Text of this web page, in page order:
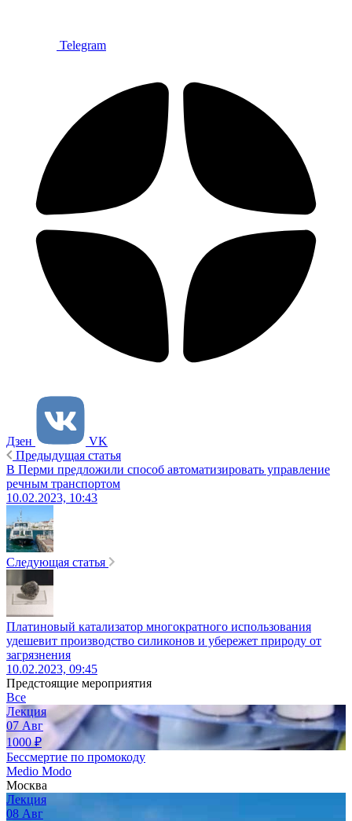
Telegram
Дзен
VK
Предыдущая статья
В Перми предложили способ автоматизировать управление
речным транспортом
10.02.2023, 10:43
Следующая статья
Платиновый катализатор многократного использования
удешевит производство силиконов и убережет природу от
загрязнения
10.02.2023, 09:45
Предстоящие мероприятия
Все
Лекция
07 Авг
1000₽
Бессмертие по промокоду
Medio Modo
Москва
Лекция
08 Авг